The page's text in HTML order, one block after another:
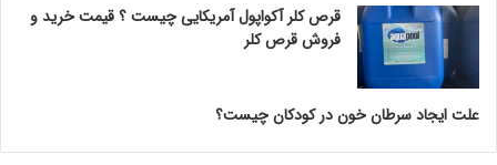
قرص کلر آکواپول آمریکایی چیست ؟ قیمت خرید و
فروش قرص کلر
علت ایجاد سرطان خون در کودکان چیست؟